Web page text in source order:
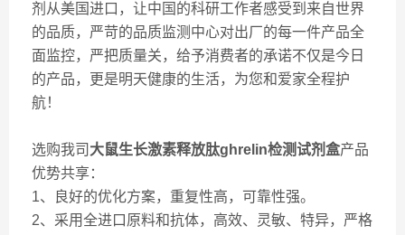
剂从美国进口，让中国的科研工作者感受到来自世界
的品质，严苛的品质监测中心对出厂的每一件产品全
面监控，严把质量关，给予消费者的承诺不仅是今日
的产品，更是明天健康的生活，为您和爱家全程护
航！
选购我司 大鼠生长激素释放肽ghrelin检测试剂盒产品
优势共享：
1、良好的优化方案，重复性高，可靠性强。
2、采用全进口原料和抗体，高效、灵敏、特异，严格